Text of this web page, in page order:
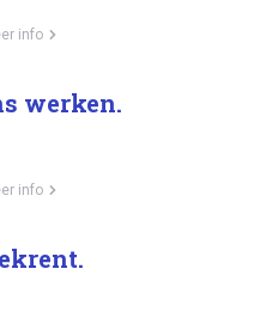
info
werken.
info